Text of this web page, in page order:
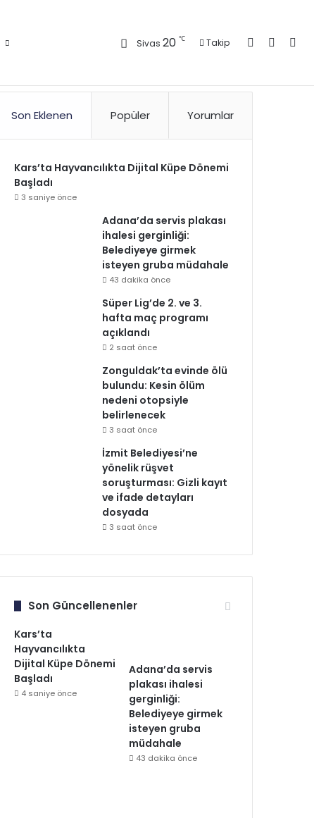
Sivas 20 ℃ Takip Kayıt Ol
Son Eklenen Popüler Yorumlar
Kars’ta Hayvancılıkta Dijital Küpe Dönemi
Başladı
3 saniye önce
Adana’da servis plakası
ihalesi gerginliği:
Belediyeye girmek
isteyen gruba müdahale
43 dakika önce
Süper Lig’de 2. ve 3.
hafta maç programı
açıklandı
2 saat önce
Zonguldak’ta evinde ölü
bulundu: Kesin ölüm
nedeni otopsiyle
belirlenecek
3 saat önce
İzmit Belediyesi’ne
yönelik rüşvet
soruşturması: Gizli kayıt
ve ifade detayları
dosyada
3 saat önce
Son Güncellenenler
Kars’ta
Hayvancılıkta
Dijital Küpe Dönemi
Başladı
4 saniye önce
Adana’da servis
plakası ihalesi
gerginliği:
Belediyeye girmek
isteyen gruba
müdahale
43 dakika önce